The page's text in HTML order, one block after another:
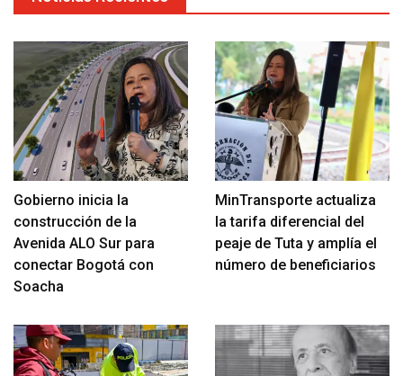
Gobierno inicia la
construcción de la
Avenida ALO Sur para
conectar Bogotá con
Soacha
MinTransporte actualiza
la tarifa diferencial del
peaje de Tuta y amplía el
número de beneficiarios